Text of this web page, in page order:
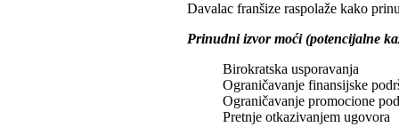
Davalac franšize raspolaže kako
Prinudni izvor moći (potencijalne
Birokratska usporavanja
Ograničavanje finansijske
Ograničavanje promocione
Pretnje otkazivanjem ugovora